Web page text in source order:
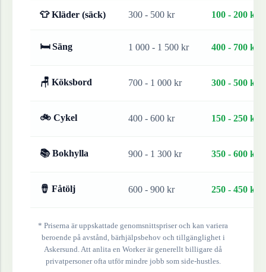
👕 Kläder (säck) 300 - 500 kr 100 - 200 kr
🛏 Säng 1 000 - 1 500 kr 400 - 700 kr
🪑 Köksbord 700 - 1 000 kr 300 - 500 kr
🚲 Cykel 400 - 600 kr 150 - 250 kr
📚 Bokhylla 900 - 1 300 kr 350 - 600 kr
🪘 Fåtölj 600 - 900 kr 250 - 450 kr
* Priserna är uppskattade genomsnittspriser och kan variera
beroende på avstånd, bärhjälpsbehov och tillgänglighet i
Askersund. Att anlita en Worker är generellt billigare då
privatpersoner ofta utför mindre jobb som side-hustles.